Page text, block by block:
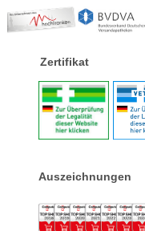
Zertifikat
Auszeichnungen